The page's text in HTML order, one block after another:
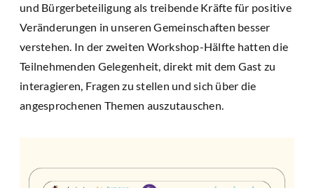
und Bürgerbeteiligung als treibende Kräfte für positive
Veränderungen in unseren Gemeinschaften besser
verstehen. In der zweiten Workshop-Hälfte hatten die
Teilnehmenden Gelegenheit, direkt mit dem Gast zu
interagieren, Fragen zu stellen und sich über die
angesprochenen Themen auszutauschen.